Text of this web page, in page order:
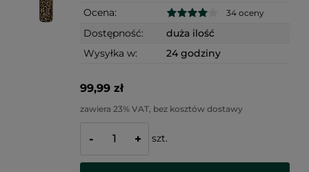
Ocena: 34 oceny
Dostępność:
duża ilość
Wysyłka w:
24 godziny
99,99 zł
zawiera 23% VAT, bez kosztów dostawy
- + szt.